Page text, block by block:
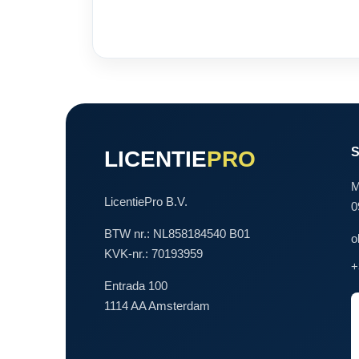
LICENTIEPRO
LicentiePro B.V.
BTW nr.: NL858184540 B01
KVK-nr.: 70193959
Entrada 100
1114 AA Amsterdam